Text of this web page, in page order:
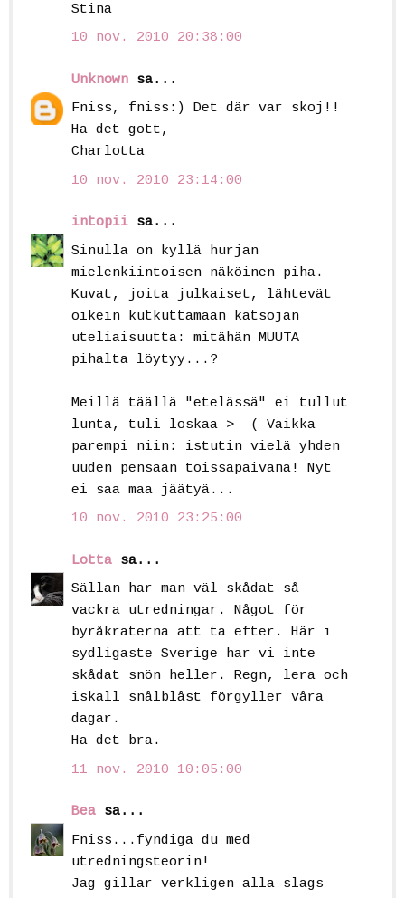
Stina
10 nov. 2010 20:38:00
Unknown sa...
Fniss, fniss:) Det där var skoj!!
Ha det gott,
Charlotta
10 nov. 2010 23:14:00
intopii sa...
Sinulla on kyllä hurjan
mielenkiintoisen näköinen piha.
Kuvat, joita julkaiset, lähtevät
oikein kutkuttamaan katsojan
uteliaisuutta: mitähän MUUTA
pihalta löytyy...?
Meillä täällä "etelässä" ei tullut
lunta, tuli loskaa > -( Vaikka
parempi niin: istutin vielä yhden
uuden pensaan toissapäivänä! Nyt
ei saa maa jäätyä...
10 nov. 2010 23:25:00
Lotta sa...
Sällan har man väl skådat så
vackra utredningar. Något för
byråkraterna att ta efter. Här i
sydligaste Sverige har vi inte
skådat snön heller. Regn, lera och
iskall snålblåst förgyller våra
dagar.
Ha det bra.
11 nov. 2010 10:05:00
Bea sa...
Fniss...fyndiga du med
utredningsteorin!
Jag gillar verkligen alla slags